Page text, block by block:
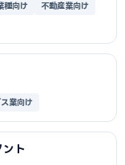
種向け
不動産業向け
業向け
ト